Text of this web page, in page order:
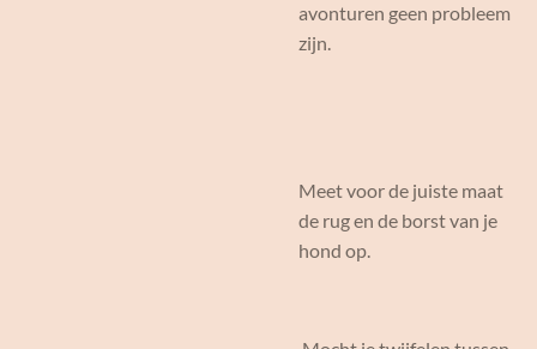
avonturen geen probleem
zijn.
Meet voor de juiste maat
de rug en de borst van je
hond op.